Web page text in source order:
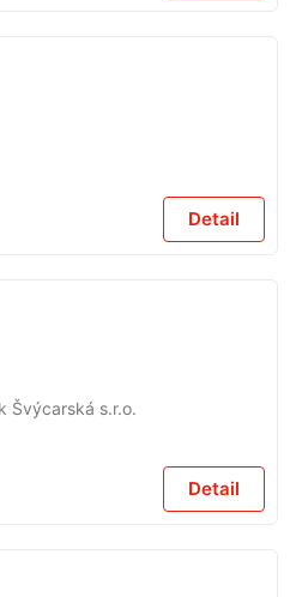
Detail
Švýcarská s.r.o.
Detail